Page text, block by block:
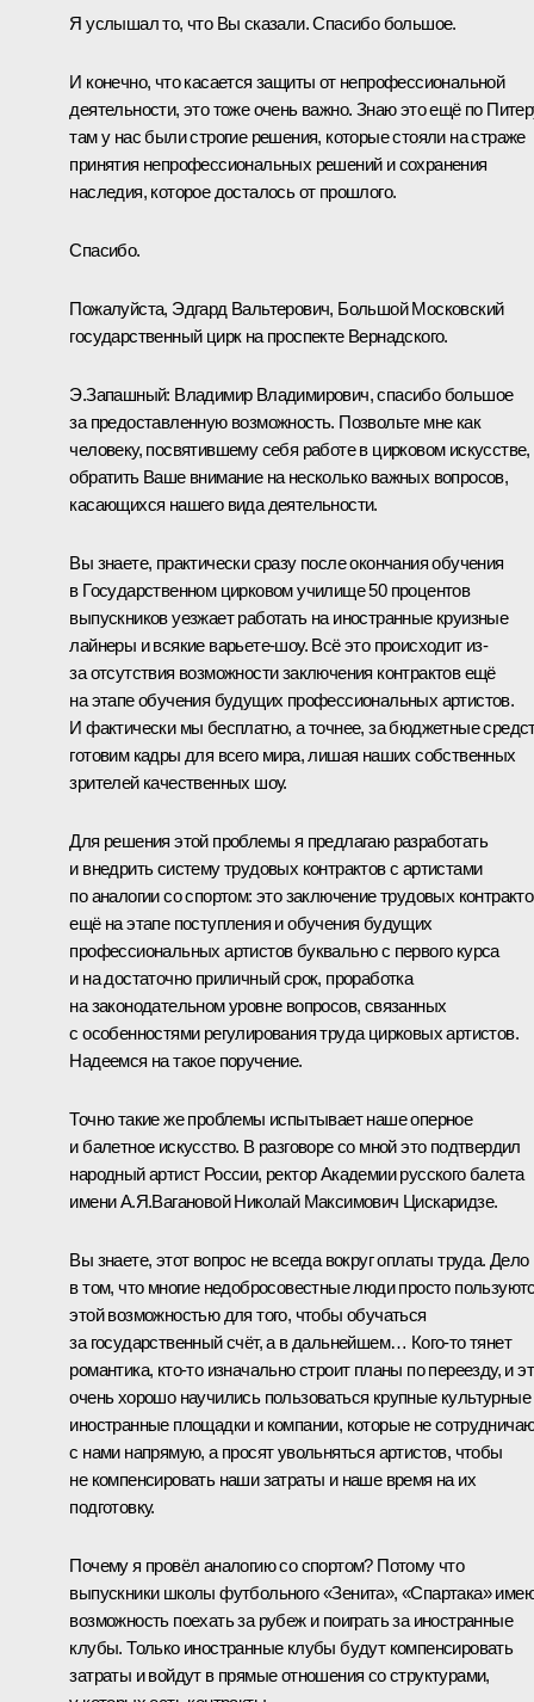
Я услышал то, что Вы сказали. Спасибо большое.
И конечно, что касается защиты от непрофессиональной
деятельности, это тоже очень важно. Знаю это ещё по
там у нас были строгие решения, которые стояли на страже
принятия непрофессиональных решений и сохранения
наследия, которое досталось от прошлого.
Спасибо.
Пожалуйста, Эдгард Вальтерович, Большой Московский
государственный цирк на проспекте Вернадского.
Э.Запашный: Владимир Владимирович, спасибо большое
за предоставленную возможность. Позвольте мне как
человеку, посвятившему себя работе в цирковом искусстве,
обратить Ваше внимание на несколько важных вопросов,
касающихся нашего вида деятельности.
Вы знаете, практически сразу после окончания обучения
в Государственном цирковом училище 50 процентов
выпускников уезжает работать на иностранные круизные
лайнеры и всякие варьете-шоу. Всё это происходит из-
за отсутствия возможности заключения контрактов ещё
на этапе обучения будущих профессиональных артистов.
И фактически мы бесплатно, а точнее, за бюджетные
готовим кадры для всего мира, лишая наших собственных
зрителей качественных шоу.
Для решения этой проблемы я предлагаю разработать
и внедрить систему трудовых контрактов с артистами
по аналогии со спортом: это заключение трудовых
ещё на этапе поступления и обучения будущих
профессиональных артистов буквально с первого курса
и на достаточно приличный срок, проработка
на законодательном уровне вопросов, связанных
с особенностями регулирования труда цирковых артистов.
Надеемся на такое поручение.
Точно такие же проблемы испытывает наше оперное
и балетное искусство. В разговоре со мной это подтвердил
народный артист России, ректор Академии русского балета
имени А.Я.Вагановой Николай Максимович Цискаридзе.
Вы знаете, этот вопрос не всегда вокруг оплаты труда. Дело
в том, что многие недобросовестные люди просто
этой возможностью для того, чтобы обучаться
за государственный счёт, а в дальнейшем… Кого-то тянет
романтика, кто-то изначально строит планы по переезду, и
очень хорошо научились пользоваться крупные культурные
иностранные площадки и компании, которые не
с нами напрямую, а просят увольняться артистов, чтобы
не компенсировать наши затраты и наше время на их
подготовку.
Почему я провёл аналогию со спортом? Потому что
выпускники школы футбольного «Зенита», «Спартака»
возможность поехать за рубеж и поиграть за иностранные
клубы. Только иностранные клубы будут компенсировать
затраты и войдут в прямые отношения со структурами,